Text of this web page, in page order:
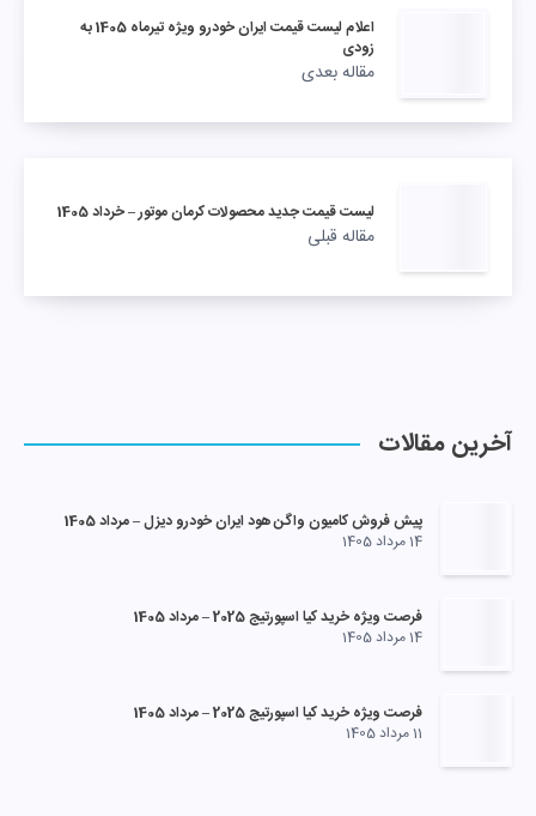
اعلام لیست قیمت ایران خودرو ویژه تیرماه 1405 به
زودی
مقاله بعدی
لیست قیمت جدید محصولات کرمان موتور – خرداد 1405
مقاله قبلی
آخرین مقالات
پیش فروش کامیون واگن هود ایران خودرو دیزل – مرداد 1405
14 مرداد 1405
فرصت ویژه خرید کیا اسپورتیج 2025 – مرداد 1405
14 مرداد 1405
فرصت ویژه خرید کیا اسپورتیج 2025 – مرداد 1405
11 مرداد 1405